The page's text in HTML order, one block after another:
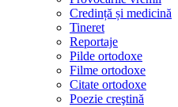
Credință și medicină
Tineret
Reportaje
Pilde ortodoxe
Filme ortodoxe
Citate ortodoxe
Poezie creştină